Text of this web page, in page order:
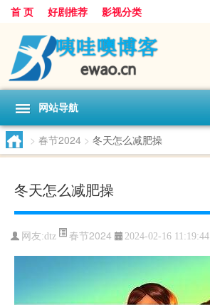
首 页 好剧推荐 影视分类
网站导航
> 春节2024 > 冬天怎么减肥操
冬天怎么减肥操
网友:dtz 春节2024 2024-02-16 11:19:44